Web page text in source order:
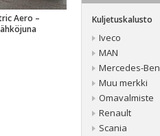
Aero –
Kuljetuskalusto
Iveco
MAN
Mercedes-
Muu merkki
Omavalmiste
Renault
Scania